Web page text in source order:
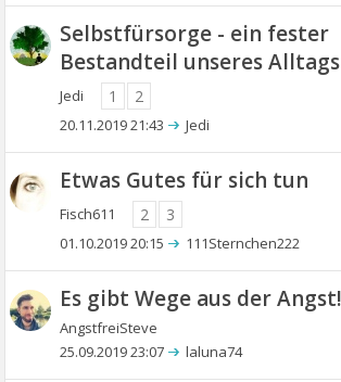
Selbstfürsorge - ein fester
Bestandteil unseres Alltags
Jedi 1 2
20.11.2019 21:43 Jedi
Etwas Gutes für sich tun
Fisch611 2 3
01.10.2019 20:15 111Sternchen222
Es gibt Wege aus der Angst!
AngstfreiSteve
25.09.2019 23:07 laluna74